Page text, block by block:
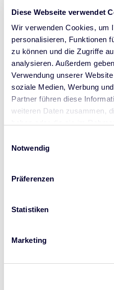
Diese Webseite verwendet
Wir verwenden Cookies, um
personalisieren, Funktionen
zu können und die Zugriffe
analysieren. Außerdem
Verwendung unserer
soziale Medien, Werbung
Partner führen diese
weiteren Daten zusammen,
Notwendig
Präferenzen
Statistiken
Marketing
Haartrocknerbürste
35mm
€24.95
Haartrocknerbürste
€